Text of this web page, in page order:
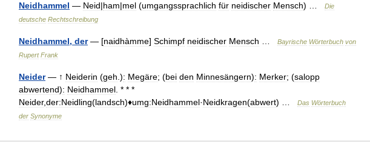
Neidhammel — Neid|ham|mel (umgangssprachlich für neidischer Mensch) …
Die
deutsche Rechtschreibung
Neidhammel, der— [naidhàmme] Schimpf neidischer Mensch Bayrische Wörterbuch von
Rupert Frank
Neider— ↑ Neiderin (geh .): Megäre; (bei den Minnesängern): Merker; (salopp
abwertend): Neidhammel . * * *
Neider,der:Neidling(landsch)♦umg:Neidhammel·Neidkragen(abwert) … Das Wörterbuch
der Synonyme